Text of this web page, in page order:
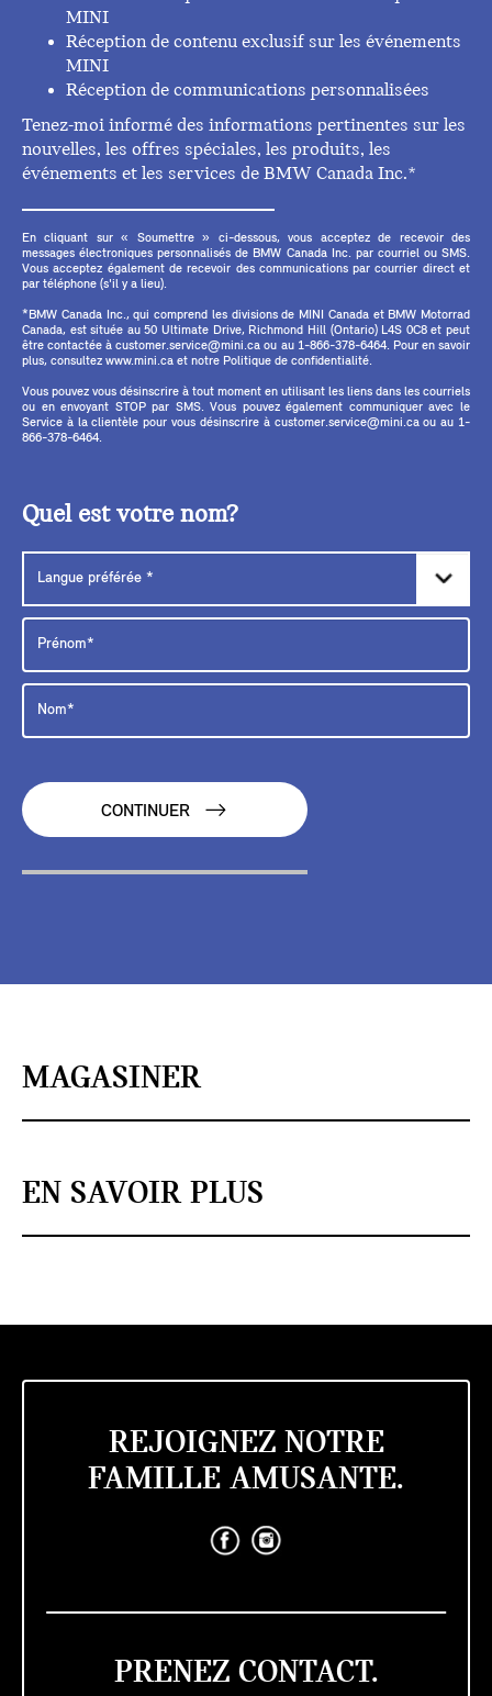
MINI
Réception de contenu exclusif sur les événements
MINI
Réception de communications personnalisées
Tenez-moi informé des informations pertinentes sur les
nouvelles, les offres spéciales, les produits, les
événements et les services de BMW Canada Inc.*
En cliquant sur « Soumettre » ci-dessous, vous acceptez de recevoir des
messages électroniques personnalisés de BMW Canada Inc. par courriel ou SMS.
Vous acceptez également de recevoir des communications par courrier direct et
par téléphone (s'il y a lieu).
*BMW Canada Inc., qui comprend les divisions de MINI Canada et BMW Motorrad
Canada, est située au 50 Ultimate Drive, Richmond Hill (Ontario) L4S 0C8 et peut
être contactée à customer.service@mini.ca ou au 1-866-378-6464. Pour en savoir
plus, consultez www.mini.ca et notre Politique de confidentialité.
Vous pouvez vous désinscrire à tout moment en utilisant les liens dans les courriels
ou en envoyant STOP par SMS. Vous pouvez également communiquer avec le
Service à la clientèle pour vous désinscrire à customer.service@mini.ca ou au 1-
866-378-6464.
Quel est votre nom?
CONTINUER
MAGASINER
EN SAVOIR PLUS
REJOIGNEZ NOTRE
FAMILLE AMUSANTE.
PRENEZ CONTACT.